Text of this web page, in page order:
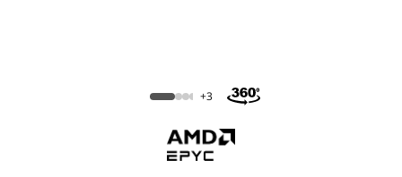
ThinkSystem SR665 V3
+3